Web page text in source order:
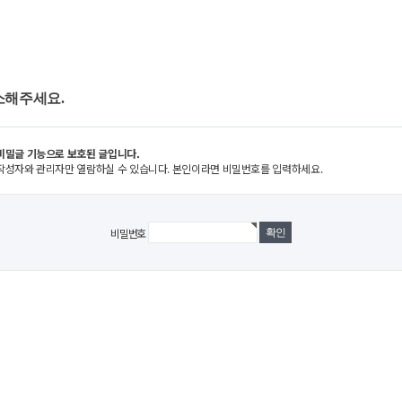
해주세요.
밀글 기능으로 보호된 글입니다.
성자와 관리자만 열람하실 수 있습니다. 본인이라면 비밀번호를 입력하세요.
비밀번호